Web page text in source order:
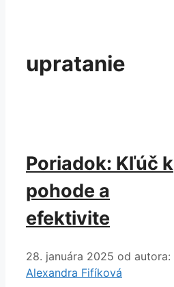
upratanie
Poriadok: Kľúč k
pohode a
efektivite
28. januára 2025 od autora:
Alexandra Fifíková